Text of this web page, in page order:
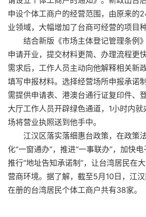
申设个体工商户的经营范围，由原来的
业领域，大幅增加了台商可经营的项目种
结合新版《市场主体登记管理条例
申请开业，提交材料更简、办理流程更
需求后，工作人员主动向他解释相关新
填写申报材料。选择经营场所申报承诺
需提供申请表、港澳台通行证复印件、
大厅工作人员开辟绿色通道，1小时内就
场将营业执照送到他手中。
江汉区落实落细惠台政策，在政策
化“一窗通办”，推进“一事联办”，加快电
推行“地址告知承诺制”，让台湾居民在
营商环境。据了解，截至5月10日，江
在册的台湾居民个体工商户共有38家。